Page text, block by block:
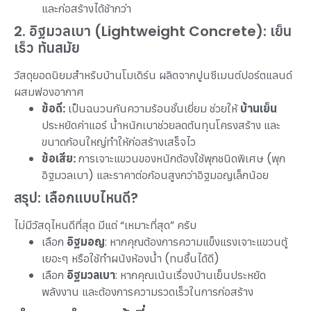
และก่อสร้างได้ช้ากว่า
2. อิฐมวลเบา (Lightweight Concrete): เย็น
เร็ว ทันสมัย
วัสดุยอดนิยมสำหรับบ้านโมเดิร์น ผลิตจากปูนซีเมนต์ปอร์ตแลนด์
ผสมฟองอากาศ
ข้อดี: เป็นฉนวนกันความร้อนชั้นเยี่ยม ช่วยให้บ้านเย็น
ประหยัดค่าแอร์ น้ำหนักเบาช่วยลดต้นทุนโครงสร้าง และ
ขนาดก้อนใหญ่ทำให้ก่อสร้างเสร็จไว
ข้อเสีย:การเจาะแขวนของหนักต้องใช้พุกชนิดพิเศษ (พุก
อิฐมวลเบา) และราคาต่อก้อนสูงกว่าอิฐมอญเล็กน้อย
สรุป: เลือกแบบไหนดี?
ไม่มีวัสดุไหนดีที่สุด มีแต่ “เหมาะที่สุด” ครับ
เลือก อิฐมอญ: หากคุณต้องการความแข็งแรงเจาะแขวนตู้
เยอะๆ หรือใช้ทำผนังห้องน้ำ (ทนชื้นได้ดี)
เลือก อิฐมวลเบา: หากคุณเน้นเรื่องบ้านเย็นประหยัด
พลังงาน และต้องการความรวดเร็วในการก่อสร้าง